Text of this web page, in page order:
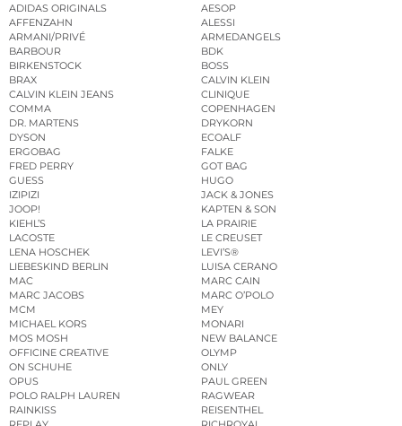
ADIDAS ORIGINALS
AESOP
AFFENZAHN
ALESSI
ARMANI/PRIVÉ
ARMEDANGELS
BARBOUR
BDK
BIRKENSTOCK
BOSS
BRAX
CALVIN KLEIN
CALVIN KLEIN JEANS
CLINIQUE
COMMA
COPENHAGEN
DR. MARTENS
DRYKORN
DYSON
ECOALF
ERGOBAG
FALKE
FRED PERRY
GOT BAG
GUESS
HUGO
IZIPIZI
JACK & JONES
JOOP!
KAPTEN & SON
KIEHL’S
LA PRAIRIE
LACOSTE
LE CREUSET
LENA HOSCHEK
LEVI’S®
LIEBESKIND BERLIN
LUISA CERANO
MAC
MARC CAIN
MARC JACOBS
MARC O’POLO
MCM
MEY
MICHAEL KORS
MONARI
MOS MOSH
NEW BALANCE
OFFICINE CREATIVE
OLYMP
ON SCHUHE
ONLY
OPUS
PAUL GREEN
POLO RALPH LAUREN
RAGWEAR
RAINKISS
REISENTHEL